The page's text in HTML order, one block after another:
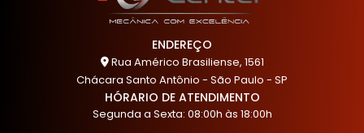
ENDEREÇO
Rua Américo Brasiliense, 1561
Chácara Santo Antônio - São Paulo - SP
HÓRARIO DE ATENDIMENTO
Segunda a Sexta: 08:00h às 18:00h